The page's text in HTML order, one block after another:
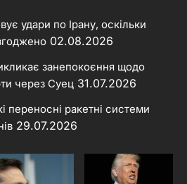
удари по Ірану, оскільки
02.08.2026
занепокоєння щодо
через Суец 31.07.2026
переносні ракетні системи
29.07.2026